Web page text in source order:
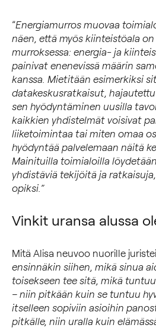
”Energiamurros muovaa
näen, että myös kiinteistöala
murroksessa: energia- ja
painivat enenevissä määrin
kanssa. Mietitään esimerkiksi
datakeskusratkaisut,
sen hyödyntäminen uusilla
kaikkien yhdistelmät voisivat
liiketoimintaa tai miten omaa
hyödyntää palvelemaan näitä
Mainituilla toimialoilla
yhdistäviä tekijöitä ja
opiksi.”
Vinkit uransa alussa
Mitä Alisa neuvoo nuorille
ensinnäkin siihen, mikä sinua
toisekseen tee sitä, mikä
– niin pitkään kuin se tuntuu
itselleen sopiviin asioihin
pitkälle, niin uralla kuin